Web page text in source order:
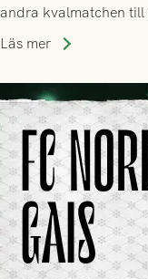
andra kvalmatchen till
Park! Fredrik
Läs mer